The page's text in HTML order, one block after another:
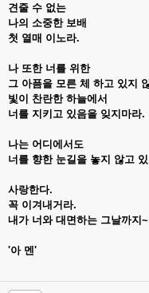
견줄 수 없는
나의 소중한 보배
첫 열매 이노라.
나 또한 너를 위한
그 아픔을 모른 체 하고 있지
빛이 찬란한 하늘에서
너를 지키고 있음을 잊지마라.
나는 어디에서도
너를 향한 눈길을 놓지 않고
사랑한다.
꼭 이겨내거라.
내가 너와 대면하는 그날까지
'아 멘'